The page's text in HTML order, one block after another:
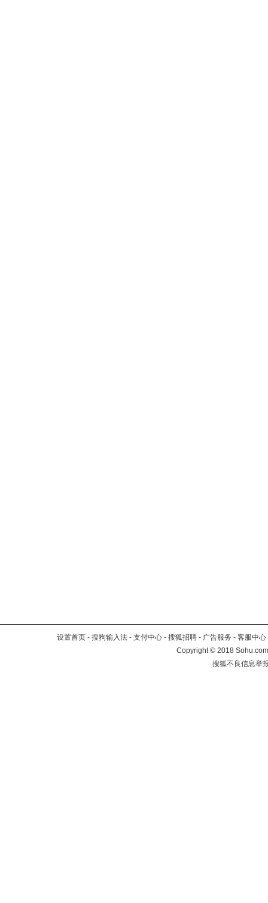
设置首页 - 搜狗输入法 - 支付中心 - 搜狐招聘 - 广告服务 - 客服中心
Copyright©2018
搜狐不良信息举